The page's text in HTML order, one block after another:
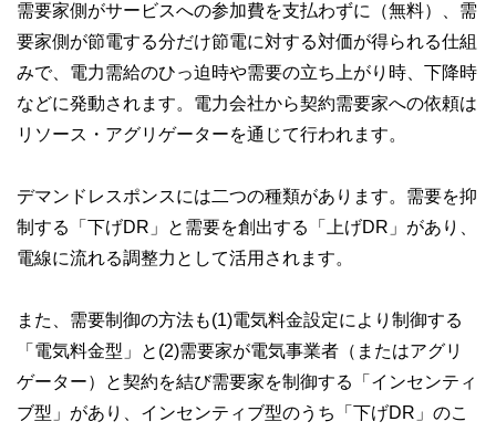
需要家側がサービスへの参加費を支払わずに（無料）、需
要家側が節電する分だけ節電に対する対価が得られる仕組
みで、電力需給のひっ迫時や需要の立ち上がり時、下降時
などに発動されます。電力会社から契約需要家への依頼は
リソース・アグリゲーターを通じて行われます。
デマンドレスポンスには二つの種類があります。需要を抑
制する「下げDR」と需要を創出する「上げDR」があり、
電線に流れる調整力として活用されます。
また、需要制御の方法も(1)電気料金設定により制御する
「電気料金型」と(2)需要家が電気事業者（またはアグリ
ゲーター）と契約を結び需要家を制御する「インセンティ
ブ型」があり、インセンティブ型のうち「下げDR」のこ